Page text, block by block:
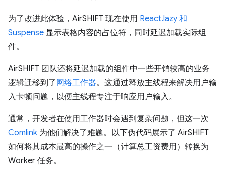
为了改进此体验，AirSHIFT 现在使用 React.lazy 和
Suspense 显示表格内容的占位符，同时延迟加载实际组
件。
AirSHIFT 团队还将延迟加载的组件中一些开销较高的业务
逻辑迁移到了网络工作器。这通过释放主线程来解决用户输
入卡顿问题，以便主线程专注于响应用户输入。
通常，开发者在使用工作器时会遇到复杂问题，但这一次
Comlink 为他们解决了难题。以下伪代码展示了 AirSHIFT
如何将其成本最高的操作之一（计算总工资费用）转换为
Worker 任务。